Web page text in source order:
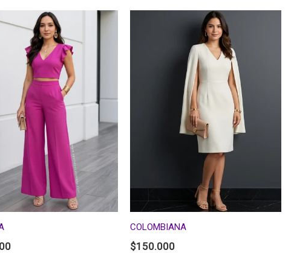
COLOMBIANA
$150.000